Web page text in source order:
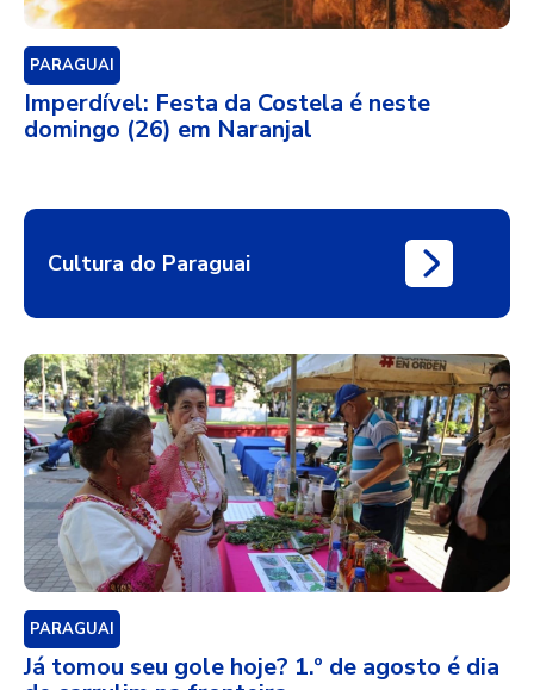
PARAGUAI
Imperdível: Festa da Costela é neste
domingo (26) em Naranjal
Cultura do Paraguai
PARAGUAI
Já tomou seu gole hoje? 1.º de agosto é dia